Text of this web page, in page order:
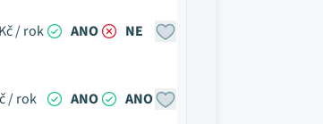
Kč / rok ANO NE
/ rok ANO ANO